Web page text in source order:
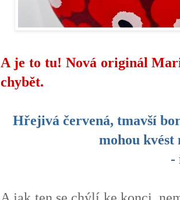
A je to tu! Nová originál
chybět.
Hřejivá červená, tmavší
mohou kvést
-